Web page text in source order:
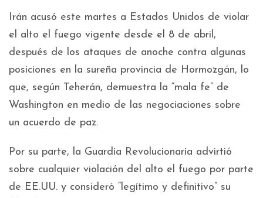
Irán acusó este martes a Estados Unidos de violar
el alto el fuego vigente desde el 8 de abril,
después de los ataques de anoche contra algunas
posiciones en la sureña provincia de Hormozgán, lo
que, según Teherán, demuestra la “mala fe” de
Washington en medio de las negociaciones sobre
un acuerdo de paz.
Por su parte, la Guardia Revolucionaria advirtió
sobre cualquier violación del alto el fuego por parte
de EE.UU. y consideró “legítimo y definitivo” su